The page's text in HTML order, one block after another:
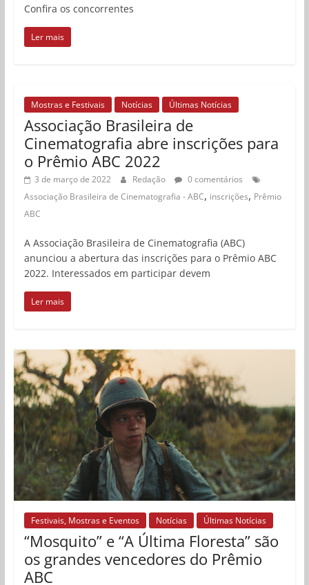
Confira os concorrentes
Ler mais
Mostras e Festivais Notícias Últimas Notícias
Associação Brasileira de
Cinematografia abre inscrições para
o Prêmio ABC 2022
3 de março de 2022 Redação
0 comentários
Associação Brasileira de Cinematografia - ABC, inscrições, Prêmio
ABC
A Associação Brasileira de Cinematografia (ABC)
anunciou a abertura das inscrições para o Prêmio ABC
2022. Interessados em participar devem
Ler mais
Festivais, Mostras e Eventos Notícias Últimas Notícias
“Mosquito” e “A Última Floresta” são
os grandes vencedores do Prêmio
ABC